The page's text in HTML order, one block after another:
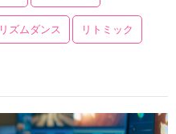
リズムダンス リトミック